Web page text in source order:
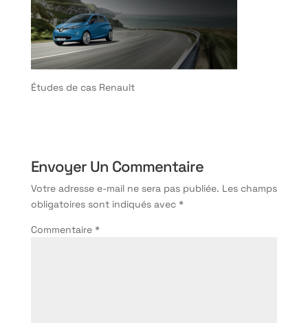
Études de cas Renault
Envoyer Un Commentaire
Votre adresse e-mail ne sera pas publiée. Les champs
obligatoires sont indiqués avec *
Commentaire *